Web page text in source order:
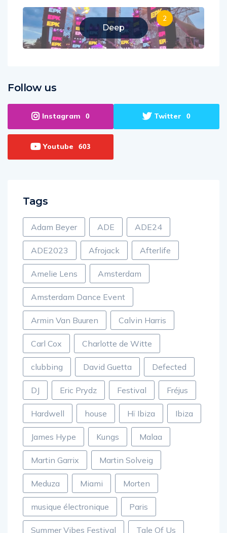
Deep
2
Follow us
Instagram 0 Twitter 0
Youtube 603
Tags
Adam Beyer ADE ADE24
ADE2023 Afrojack Afterlife
Amelie Lens Amsterdam
Amsterdam Dance Event
Armin Van Buuren Calvin Harris
Carl Cox Charlotte de Witte
clubbing David Guetta Defected
DJ Eric Prydz Festival Fréjus
Hardwell house Hï Ibiza Ibiza
James Hype Kungs Malaa
Martin Garrix Martin Solveig
Meduza Miami Morten
musique électronique Paris
Summer Vibes Festival Tale Of Us